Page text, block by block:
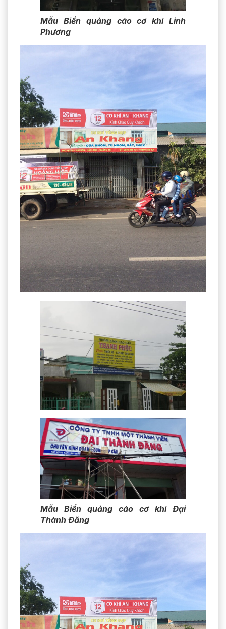
Mẫu Biển quảng cáo cơ khí Linh
Phương
Mẫu Biển quảng cáo cơ khí Đại
Thành Đăng